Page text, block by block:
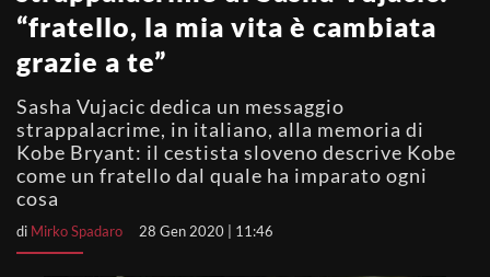
“fratello, la mia vita è cambiata
grazie a te”
Sasha Vujacic dedica un messaggio
strappalacrime, in italiano, alla memoria di
Kobe Bryant: il cestista sloveno descrive Kobe
come un fratello dal quale ha imparato ogni
cosa
di Mirko Spadaro 28 Gen 2020 | 11:46